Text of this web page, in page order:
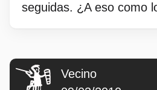
seguidas. ¿A eso como
Vecino